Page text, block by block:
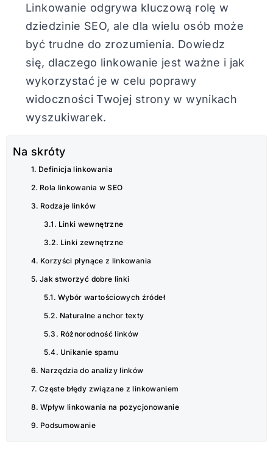
Linkowanie odgrywa kluczową rolę w
dziedzinie SEO, ale dla wielu osób może
być trudne do zrozumienia. Dowiedz
się, dlaczego linkowanie jest ważne i jak
wykorzystać je w celu poprawy
widoczności Twojej strony w wynikach
wyszukiwarek.
Na skróty
Definicja linkowania
Rola linkowania w SEO
Rodzaje linków
Linki wewnętrzne
Linki zewnętrzne
Korzyści płynące z linkowania
Jak stworzyć dobre linki
Wybór wartościowych źródeł
Naturalne anchor texty
Różnorodność linków
Unikanie spamu
Narzędzia do analizy linków
Częste błędy związane z linkowaniem
Wpływ linkowania na pozycjonowanie
Podsumowanie